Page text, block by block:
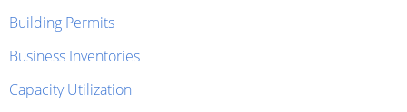
Building Permits
Business Inventories
Capacity Utilization